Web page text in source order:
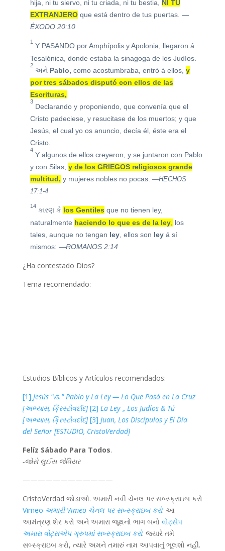
hija, ni tu siervo, ni tu criada, ni tu bestia,
NI TU
EXTRANJEROque está dentro de tus puertas. —
ÉXODO 20:10
1Y PASANDO por Amphípolis y Apolonia, llegaron á
Tesalónica, donde estaba la sinagoga de los Judíos.
2
અને Pablo, como acostumbraba, entró á ellos, y
por tres sábados disputó con ellos de las
Escrituras,
3
Declarando y proponiendo, que convenía que el
Cristo padeciese, y resucitase de los muertos; y que
Jesús, el cual yo os anuncio, decía él, éste era el
Cristo.
4
Y algunos de ellos creyeron, y se juntaron con Pablo
y con Silas; y de los GRIEGOSreligiosos grande
multitud, y mujeres nobles no pocas. —HECHOS
17:1-4
14 કારણ કે los Gentiles que no tienen ley,
naturalmente haciendo lo que es de la ley, los
tales, aunque no tengan ley, ellos son leyá sí
mismos: —ROMANOS 2:14
¿Ha contestado Dios?
Tema recomendado:
Estudios Bíblicos y Artículos recomendados:
[1] Jesús "vs." Pablo y La Ley — Lo Que Pasó en La Cruz
[અભ્યાસ, ક્રિસ્ટોવર્દાદ] [2] La Ley，Los Judíos & Tú
[અભ્યાસ, ક્રિસ્ટોવર્દાદ] [3] Juan, Los Discípulos y El Día
del Señor [ESTUDIO, CristoVerdad]
Felíz Sábado Para Todos.
-જોસે લુઈસ જેવિયર
————————————
CristoVerdad જોડાઓ. અમારી નવી ચેનલ પર સબ્સ્ક્રાઇબ કરો
Vimeo અમારી Vimeo ચેનલ પર સબ્સ્ક્રાઇબ કરો. આ
આમંત્રણ શેર કરો અને અમારા જૂથનો ભાગ બનો વોટ્સેપ
અમારા વોટ્સએપ ગ્રુપમાં સબ્સ્ક્રાઇબ કરો. જ્યારે તમે
સબ્સ્ક્રાઇબ કરો, ત્યારે અમને તમારું નામ આપવાનું ભૂલશો નહીં.